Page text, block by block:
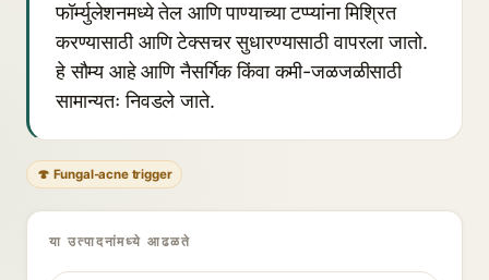
फॉर्म्युलेशनमध्ये तेल आणि पाण्याच्या टप्प्यांना मिश्रित
करण्यासाठी आणि टेक्सचर सुधारण्यासाठी वापरला जातो.
हे सौम्य आहे आणि नैसर्गिक किंवा कमी-जळजळीसाठी
सामान्यतः निवडले जाते.
🍄 Fungal-acne trigger
या उत्पादनांमध्ये आढळते